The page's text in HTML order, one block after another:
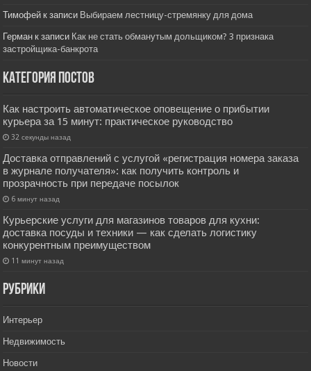
Тимофей к записи Выбираем лестницу-стремянку для дома
Герман к записи Как не стать обманутым дольщиком? 3 признака
застройщика-банкрота
Категория постов
Как настроить автоматическое оповещение о прибытии
курьера за 15 минут: практическое руководство
32 секунды назад
Доставка отправлений с услугой «регистрация номера заказа
в журнале получателя»: как получить контроль и
прозрачность при передаче посылок
6 минут назад
Курьерские услуги для магазинов товаров для кухни:
доставка посуды и техники — как сделать логистику
конкурентным преимуществом
11 минут назад
РУбрики
Интерьер
Недвижимость
Новости